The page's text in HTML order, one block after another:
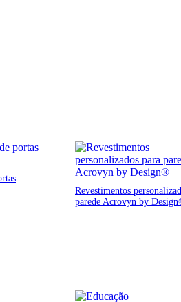
Revestimentos
parede Acrovyn by